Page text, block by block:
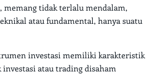
memang tidak terlalu mendalam,
atau fundamental, hanya suatu
investasi memiliki karakteristik
atau trading disaham